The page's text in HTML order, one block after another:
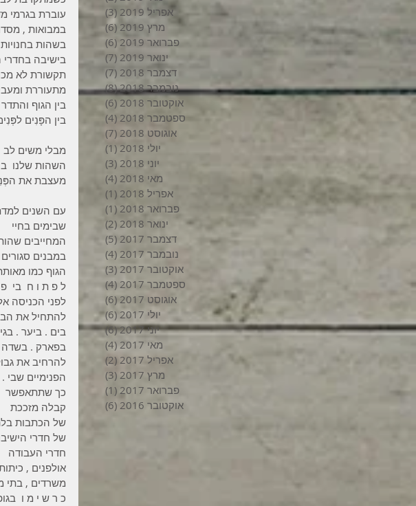
עוברת בגרמי
במבואות ,
בשהות בחנויות
בישיבה
תקשורת לא
מתעוררת
בין הגוף
בין הפָּנִים
מבלי משים לב
השהות שלנו
מעצבת את
עם השנים
שבימים בחיי
המחייבים
במבנים סגורים
הגוף כמו
ל פ ת ו ח  בי
לפני הכניסה
להתחיל את
בים . ביער .
בפארק . בשדה
להרחיב את
הפנימיים שבי .
כך שתתאפשר
קבלה מזככת
של הכתבות
של חדרי
חדרי העבודה
אולפנים ,
משרדים , בתי
כ ר ש י מ ו
אפריל 2019
(3)
מרץ 2019
(6)
6 פוסטים
פברואר 2019
(6)
ינואר 2019
(7)
דצמבר 2018
(7)
נובמבר 2018
(8)
8 פוסטים
אוקטובר 2018
(6)
ספטמבר 2018
(4)
אוגוסט 2018
(7)
יולי 2018
(1)
יוני 2018
(3)
מאי 2018
(4)
אפריל 2018
(1)
פברואר 2018
(1)
ינואר 2018
(2)
דצמבר 2017
(5)
נובמבר 2017
(4)
אוקטובר 2017
(3)
ספטמבר 2017
(4)
אוגוסט 2017
(6)
יולי 2017
(6)
6 פוסטים
יוני 2017
(6)
6 פוסטים
מאי 2017
(4)
4 פוסטים
אפריל 2017
(2)
מרץ 2017
(3)
פברואר 2017
(1)
אוקטובר 2016
(6)